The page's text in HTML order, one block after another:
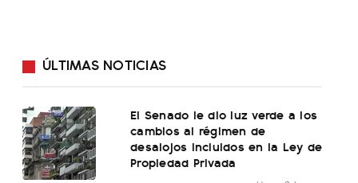
ÚLTIMAS NOTICIAS
El Senado le dio luz verde a los
cambios al régimen de
desalojos incluidos en la Ley de
Propiedad Privada